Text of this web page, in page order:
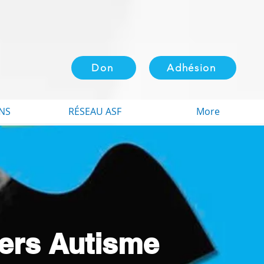
Don
RÉSEAU ASF More
Autisme
Adhésion